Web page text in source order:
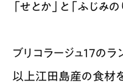
「せとか」と「ふじみ
ブリコラージュ17の
以上江田島産の食材